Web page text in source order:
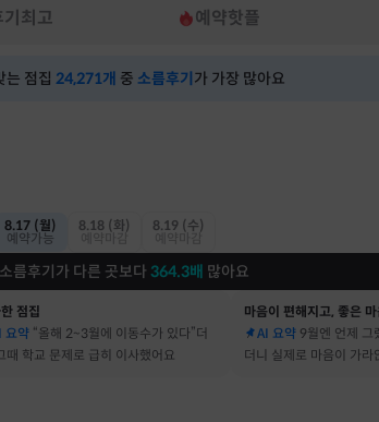
기최고 예약핫플
는 점집 24,271개 중 소름후기 가 가장 많아요
8.17 (월)
예약가능
8.18 (화)
8.19 (수)
소름후기가 다른 곳보다 364.3배 많아요
점집
요약 “올해 2~3월에 이동수가 있다”더
때 학교 문제로 급히 이사했어요
마음이 편해지고, 좋은
AI 요약 9월엔 언제 그
더니 실제로 마음이 가라